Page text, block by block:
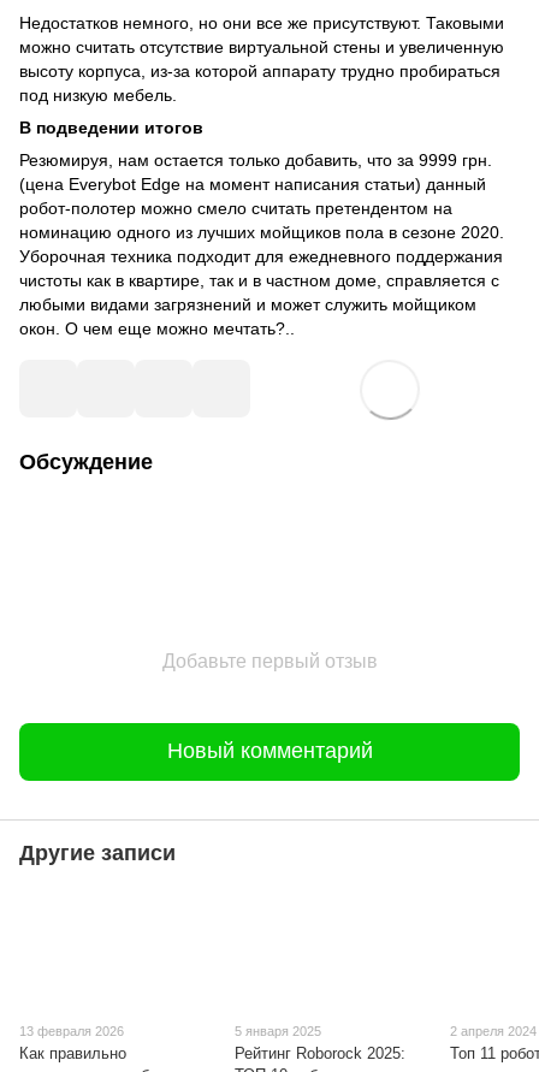
Недостатков немного, но они все же присутствуют. Таковыми
можно считать отсутствие виртуальной стены и увеличенную
высоту корпуса, из-за которой аппарату трудно пробираться
под низкую мебель.
В подведении итогов
Резюмируя, нам остается только добавить, что за 9999 грн.
(цена Everybot Edge на момент написания статьи) данный
робот-полотер можно смело считать претендентом на
номинацию одного из лучших мойщиков пола в сезоне 2020.
Уборочная техника подходит для ежедневного поддержания
чистоты как в квартире, так и в частном доме, справляется с
любыми видами загрязнений и может служить мойщиком
окон. О чем еще можно мечтать?..
Обсуждение
Добавьте первый отзыв
Новый комментарий
Другие записи
13 февраля 2026
Как правильно
5 января 2025
Рейтинг Roborock 2025:
2 апреля 2024
Топ 11